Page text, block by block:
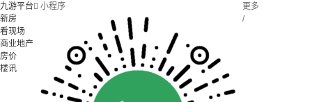
九游平台
新房
看现场
商业地产
房价
楼讯
 小程序
更多
/